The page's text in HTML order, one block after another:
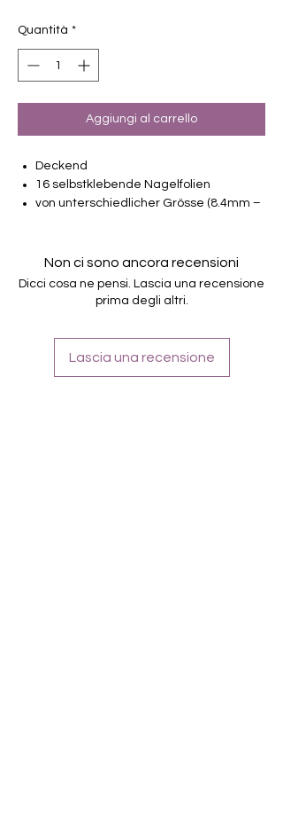
Quantità *
Aggiungi al carrello
Deckend
16 selbstklebende Nagelfolien
von unterschiedlicher Grösse (8.4mm –
Halten bis zu 14 Tage
Farbe: Braun, Holo, Glitter
Non ci sono ancora recensioni
Dicci cosa ne pensi. Lascia una recensione
prima degli altri.
Lascia una recensione